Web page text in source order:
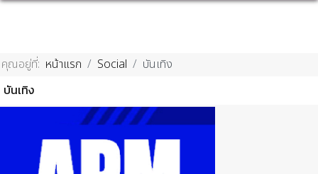
คุณอยู่ที่: หน้าแรก Social
บันเทิง
บันเทิง